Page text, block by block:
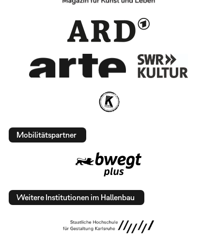
Mobilitätspartner
Weitere Institutionen im Hallenbau